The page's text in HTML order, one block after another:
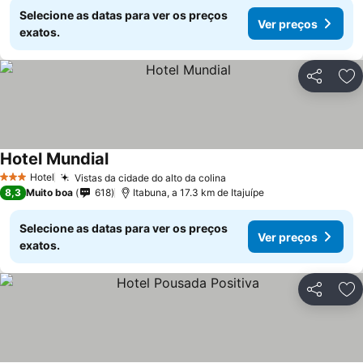
Selecione as datas para ver os preços
exatos.
Ver preços
Partilhar
3 EstrelasHotel Vistas da cidade do alto da colina
Hotel Mundial
8,3 Muito boa 618 Itabuna, a 17.3 km de Itajuípe
Selecione as datas para ver os preços
exatos.
Ver preços
Partilhar